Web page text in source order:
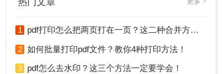
本方法，并了解了如何进行简单的编辑。无论是使
工具，都能轻松满足你的需求。
1 pdf打印怎么把两页打在一页？这二种合并方法了解一下！
2 如何批量打印pdf文件？教你4种打印方法！
3 pdf怎么去水印？这三个方法一定要学会！